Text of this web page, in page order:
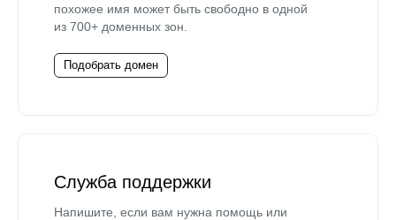
похожее имя может быть свободно в одной
из 700+ доменных зон.
Подобрать домен
Служба поддержки
Напишите, если вам нужна помощь или